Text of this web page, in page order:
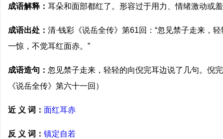
成语解释： 耳朵和面部都红了。形容过于用力、情绪激动或
成语出处： 清·钱彩《说岳全传》第61回：“忽见禁子走来，
一惊，不觉耳红面赤。”
成语造句： 忽见禁子走来，轻轻的向倪完耳边说了几句。倪
《说岳全传》第六十一回）
近 义 词： 面红耳赤
反 义 词： 镇定自若